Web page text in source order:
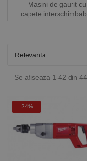
Masini de gaurit cu
capete
Relevanta
Se afiseaza 1-42 din
-24%